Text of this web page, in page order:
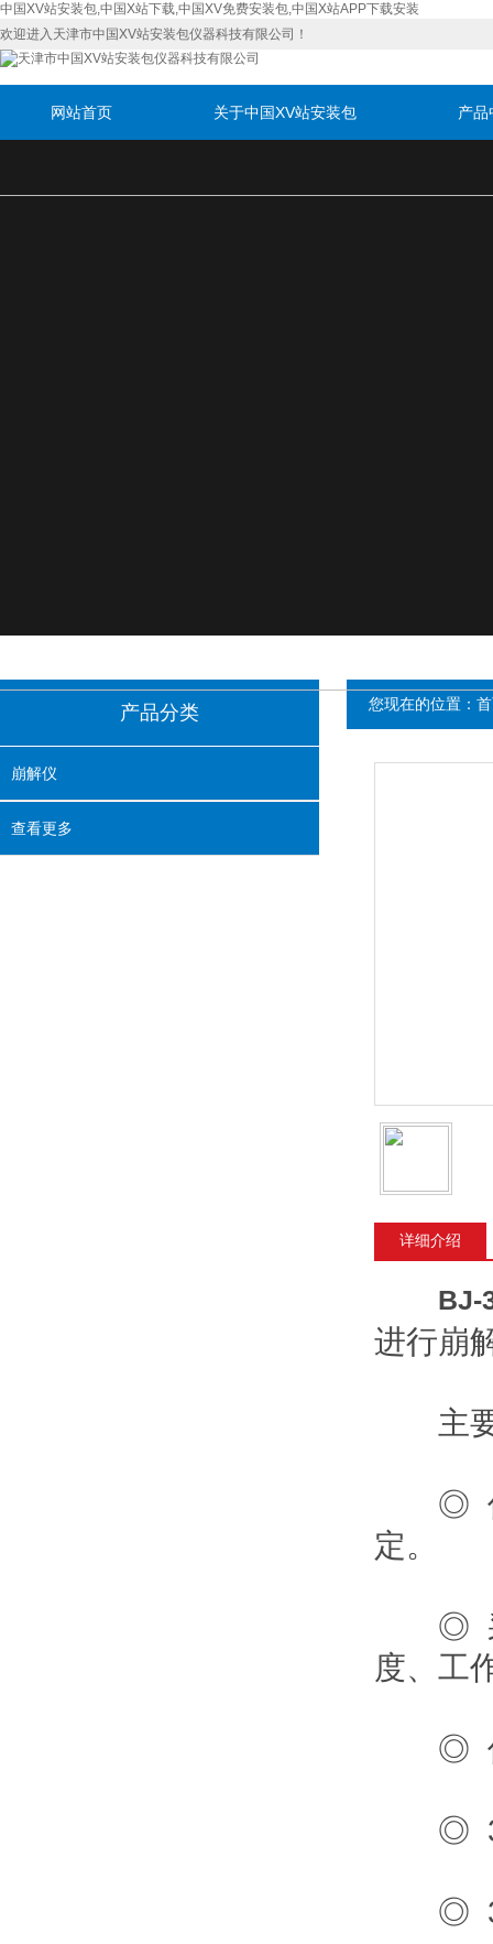
中国XV站安装包,中国X站下载,中国XV免费安装包,中国X站APP下载安装
欢迎进入天津市中国XV站安装包仪器科技有限公司！
网站首页 关于中国XV站安装包 产品
产品分类
崩解仪
查看更多
您现在的位置：
详细介绍
BJ-
进行崩解
主要
◎ 仪
定。
◎ 采用
度、
◎ 仪器
◎ 3篮
◎ 3套